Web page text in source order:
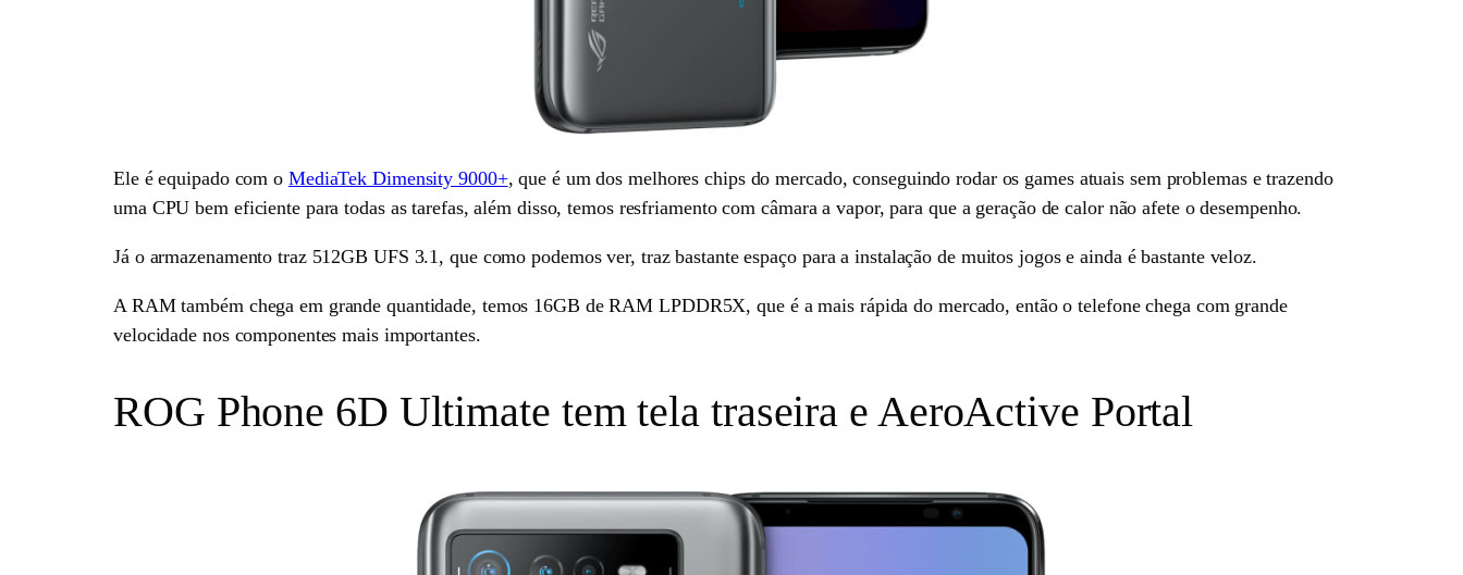
Ele é equipado com o MediaTek Dimensity 9000+, que é um dos melhores chips do mercado, conseguindo rodar os games atuais sem problemas e trazendo
uma CPU bem eficiente para todas as tarefas, além disso, temos resfriamento com câmara a vapor, para que a geração de calor não afete o desempenho.
Já o armazenamento traz 512GB UFS 3.1, que como podemos ver, traz bastante espaço para a instalação de muitos jogos e ainda é bastante veloz.
A RAM também chega em grande quantidade, temos 16GB de RAM LPDDR5X, que é a mais rápida do mercado, então o telefone chega com grande
velocidade nos componentes mais importantes.
ROG Phone 6D Ultimate tem tela traseira e AeroActive Portal